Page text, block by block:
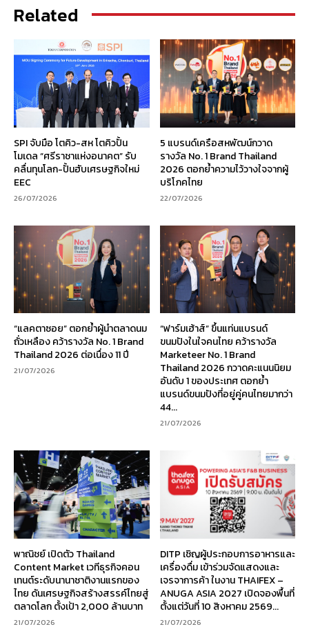
Related
SPI จับมือ โตคิว-สห โตคิวปั้น
โมเดล “ศรีราชาแห่งอนาคต” รับ
คลื่นทุนโลก-ปั้นฮับเศรษฐกิจใหม่
EEC
26/07/2026
5 แบรนด์เครือสหพัฒน์กวาด
รางวัล No. 1 Brand Thailand
2026 ตอกย้ำความไว้วางใจจากผู้
บริโภคไทย
22/07/2026
“แลคตาซอย” ตอกย้ำผู้นำตลาดนม
ถั่วเหลือง คว้ารางวัล No. 1 Brand
Thailand 2026 ต่อเนื่อง 11 ปี
21/07/2026
“ฟาร์มเฮ้าส์” ขึ้นแท่นแบรนด์
ขนมปังในใจคนไทย คว้ารางวัล
Marketeer No. 1 Brand
Thailand 2026 กวาดคะแนนนิยม
อันดับ 1 ของประเทศ ตอกย้ำ
แบรนด์ขนมปังที่อยู่คู่คนไทยมากว่า
44...
21/07/2026
พาณิชย์ เปิดตัว Thailand
Content Market เวทีธุรกิจคอน
เทนต์ระดับนานาชาติงานแรกของ
ไทย ดันเศรษฐกิจสร้างสรรค์ไทยสู่
ตลาดโลก ตั้งเป้า 2,000 ล้านบาท
21/07/2026
DITP เชิญผู้ประกอบการอาหารและ
เครื่องดื่ม เข้าร่วมจัดแสดงและ
เจรจาการค้า ในงาน THAIFEX –
ANUGA ASIA 2027 เปิดจองพื้นที่
ตั้งแต่วันที่ 10 สิงหาคม 2569...
21/07/2026